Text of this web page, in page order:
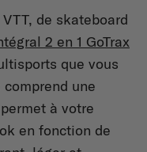
de skateboard
2 en 1 GoTrax
que vous
une
à votre
en fonction de